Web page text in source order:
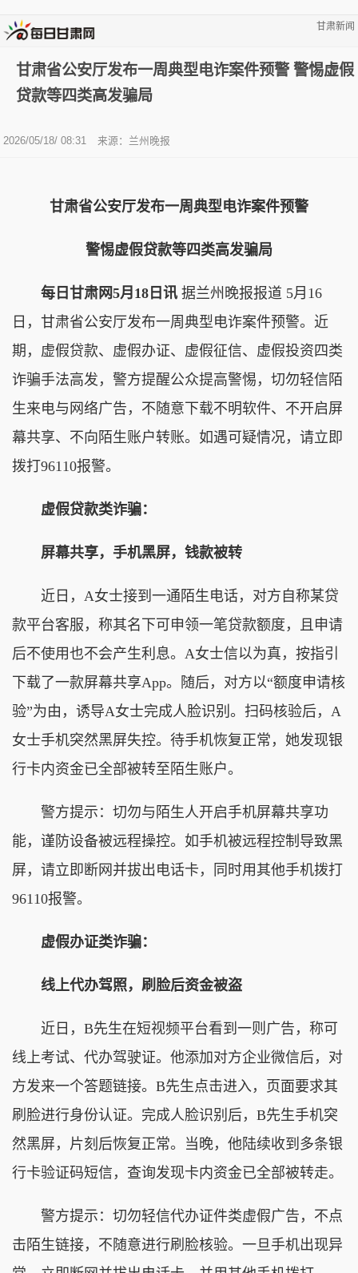
甘肃新闻
甘肃省公安厅发布一周典型电诈案件预警 警惕虚假
贷款等四类高发骗局
2026/05/18/ 08:31 来源：兰州晚报
甘肃省公安厅发布一周典型电诈案件预警
警惕虚假贷款等四类高发骗局
每日甘肃网5月18日讯 据兰州晚报报道 5月16
日，甘肃省公安厅发布一周典型电诈案件预警。近
期，虚假贷款、虚假办证、虚假征信、虚假投资四类
诈骗手法高发，警方提醒公众提高警惕，切勿轻信陌
生来电与网络广告，不随意下载不明软件、不开启屏
幕共享、不向陌生账户转账。如遇可疑情况，请立即
拨打96110报警。
虚假贷款类诈骗：
屏幕共享，手机黑屏，钱款被转
近日，A女士接到一通陌生电话，对方自称某贷
款平台客服，称其名下可申领一笔贷款额度，且申请
后不使用也不会产生利息。A女士信以为真，按指引
下载了一款屏幕共享App。随后，对方以“额度申请核
验”为由，诱导A女士完成人脸识别。扫码核验后，A
女士手机突然黑屏失控。待手机恢复正常，她发现银
行卡内资金已全部被转至陌生账户。
警方提示：切勿与陌生人开启手机屏幕共享功
能，谨防设备被远程操控。如手机被远程控制导致黑
屏，请立即断网并拔出电话卡，同时用其他手机拨打
96110报警。
虚假办证类诈骗：
线上代办驾照，刷脸后资金被盗
近日，B先生在短视频平台看到一则广告，称可
线上考试、代办驾驶证。他添加对方企业微信后，对
方发来一个答题链接。B先生点击进入，页面要求其
刷脸进行身份认证。完成人脸识别后，B先生手机突
然黑屏，片刻后恢复正常。当晚，他陆续收到多条银
行卡验证码短信，查询发现卡内资金已全部被转走。
警方提示：切勿轻信代办证件类虚假广告，不点
击陌生链接，不随意进行刷脸核验。一旦手机出现异